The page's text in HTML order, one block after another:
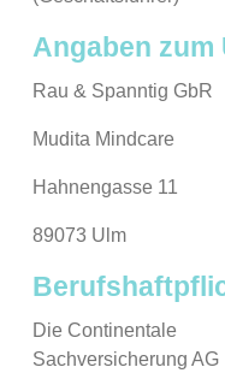
Angaben zum
Rau & Spanntig GbR
Mudita Mindcare
Hahnengasse 11
89073 Ulm
Die Continentale
Sachversicherung AG